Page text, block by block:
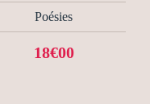
Poésies
18€00